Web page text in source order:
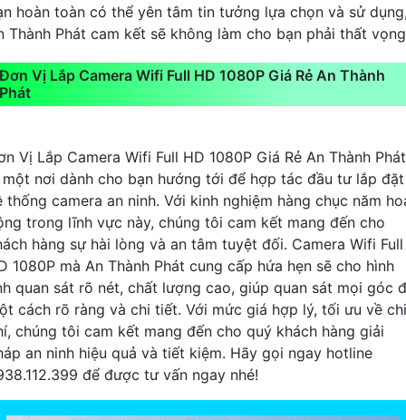
hoàn toàn có thể yên tâm tin tưởng lựa chọn và sử
Thành Phát cam kết sẽ không làm cho bạn phải thất
Đơn Vị Lắp Camera Wifi Full HD 1080P Giá Rẻ An Thành
Phát
Vị Lắp Camera Wifi Full HD 1080P Giá Rẻ An Thành Phát
nơi dành cho bạn hướng tới để hợp tác đầu tư lắp đặt
thống camera an ninh. Với kinh nghiệm hàng chục năm
trong lĩnh vực này, chúng tôi cam kết mang đến cho
hàng sự hài lòng và an tâm tuyệt đối. Camera Wifi Full
1080P mà An Thành Phát cung cấp hứa hẹn sẽ cho hình
quan sát rõ nét, chất lượng cao, giúp quan sát mọi góc
cách rõ ràng và chi tiết. Với mức giá hợp lý, tối ưu về chi
chúng tôi cam kết mang đến cho quý khách hàng giải
an ninh hiệu quả và tiết kiệm. Hãy gọi ngay hotline
để được tư vấn ngay nhé!